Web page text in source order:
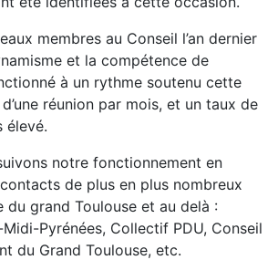
membres au Conseil l’an dernier
et la compétence de
à un rythme soutenu cette
réunion par mois, et un taux de
élevé.
notre fonctionnement en
de plus en plus nombreux
du grand Toulouse et au delà :
Midi-Pyrénées, Collectif PDU, Conseil
du Grand Toulouse, etc.